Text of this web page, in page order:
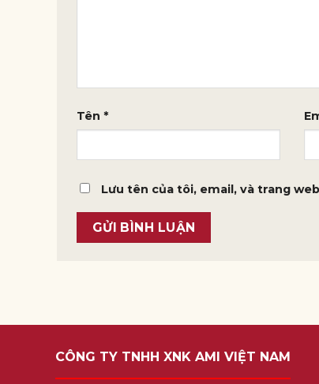
Tên *
Lưu tên của tôi, email, và trang
CÔNG TY TNHH XNK AMI VIỆT NAM